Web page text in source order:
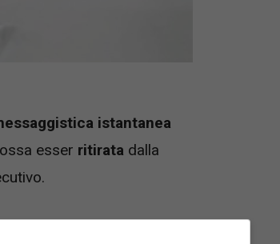
istantanea
esser ritirata dalla